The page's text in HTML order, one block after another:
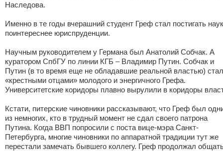
Наследова.
Именно в те годы вчерашний студент Греф стал постигать
поинтереснее юриспруденции.
Научным руководителем у Германа был Анатолий Собчак. А
куратором СпбГУ по линии КГБ – Владимир Путин. Собчак и
Путин (в то время еще не обладавшие реальной властью)
«крестными отцами» молодого и энергичного Грефа.
Университетские коридоры плавно вырулили в коридоры
Кстати, питерские чиновники рассказывают, что Греф был
из немногих, кто в трудный момент не сдал своего патрона
Путина. Когда ВВП попросили с поста вице-мэра Санкт-
Петербурга, многие чиновники по аппаратной традиции тут же
перестали замечать бывшего коллегу. Греф продолжал